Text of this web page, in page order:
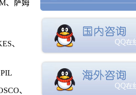
、萨姆
、
、